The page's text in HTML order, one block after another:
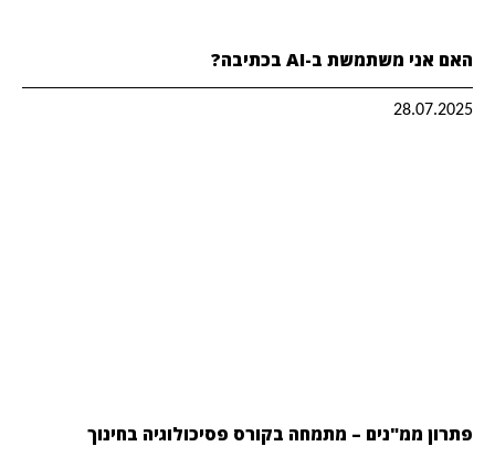
האם אני משתמשת ב-AI בכתיבה?
28.07.2025
פתרון ממ"נים – מתמחה בקורס פסיכולוגיה בחינוך